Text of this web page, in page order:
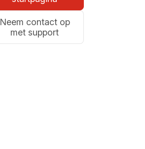
Neem contact op
met support